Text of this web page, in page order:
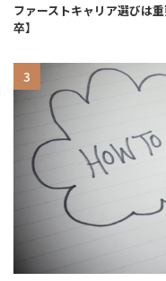
ファーストキャリア選びは
卒】